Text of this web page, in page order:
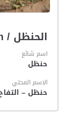
الحنظل / Colocynth
اسم شائع
حنظل
الاسم المحلي
حنظل –